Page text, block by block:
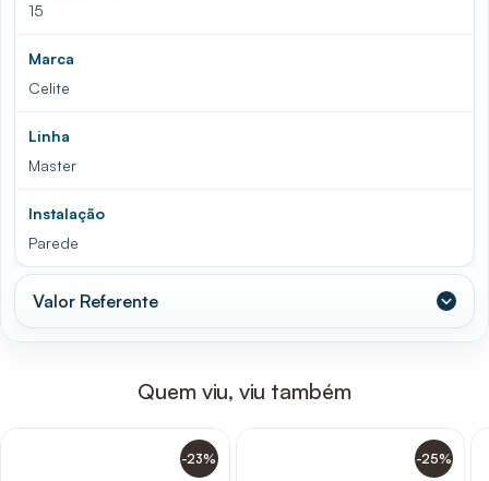
15
Marca
Celite
Linha
Master
Instalação
Parede
Valor Referente
Quem viu, viu também
-23% -25%